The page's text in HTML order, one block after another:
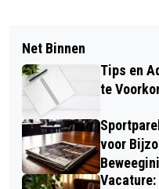
Net Binnen
Tips en
te
voor